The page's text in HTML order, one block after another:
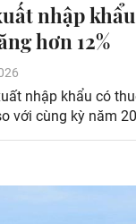
nhập
hơn 12%
nhập khẩu có
với cùng kỳ năm